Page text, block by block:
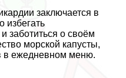
заключается в
избегать
заботиться о своём
морской капусты,
в ежедневном меню.